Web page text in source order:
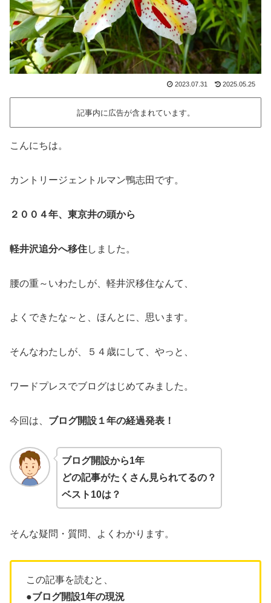
2023.07.31 2025.05.25
記事内に広告が含まれています。
こんにちは。
カントリージェントルマン鴨志田です。
２００４年、東京井の頭から
軽井沢追分へ移住しました。
腰の重～いわたしが、軽井沢移住なんて、
よくできたな～と、ほんとに、思います。
そんなわたしが、５４歳にして、やっと、
ワードプレスでブログはじめてみました。
今回は、 ブログ開設１年の経過発表！
ブログ開設から1年
どの記事がたくさん見られてるの？
ベスト10は？
そんな疑問・質問、よくわかります。
この記事を読むと、
●ブログ開設1年の現況